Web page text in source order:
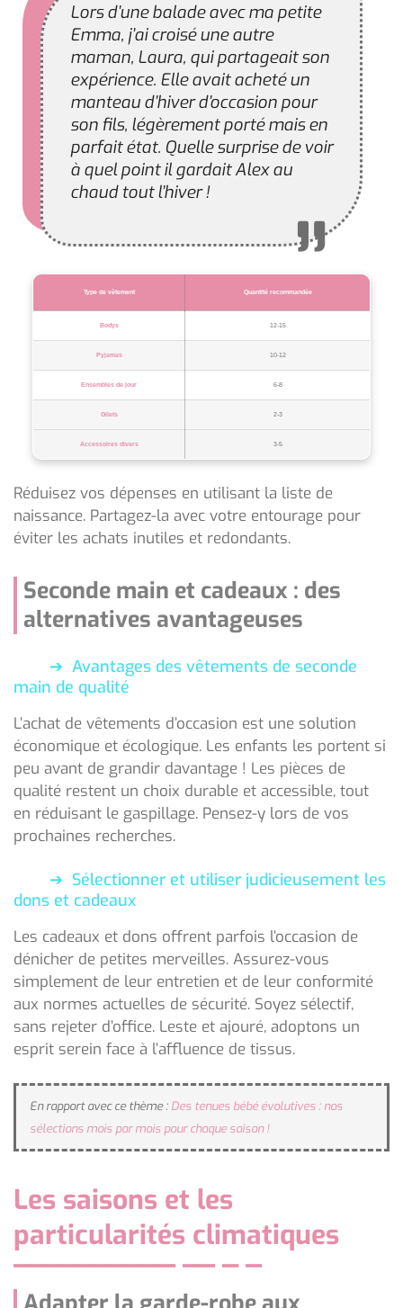
Lors d’une balade avec ma petite
Emma, j’ai croisé une autre
maman, Laura, qui partageait son
expérience. Elle avait acheté un
manteau d’hiver d’occasion pour
son fils, légèrement porté mais en
parfait état. Quelle surprise de voir
à quel point il gardait Alex au
chaud tout l’hiver !
Type de vêtement Quantité recommandée
Bodys 12-15
Pyjamas 10-12
Ensembles de jour 6-8
Gilets 2-3
Accessoires divers 3-5
Réduisez vos dépenses en utilisant la liste de
naissance. Partagez-la avec votre entourage pour
éviter les achats inutiles et redondants.
Seconde main et cadeaux : des
alternatives avantageuses
Avantages des vêtements de seconde
main de qualité
L’achat de vêtements d’occasion est une solution
économique et écologique. Les enfants les portent si
peu avant de grandir davantage ! Les pièces de
qualité restent un choix durable et accessible, tout
en réduisant le gaspillage. Pensez-y lors de vos
prochaines recherches.
Sélectionner et utiliser judicieusement les
dons et cadeaux
Les cadeaux et dons offrent parfois l’occasion de
dénicher de petites merveilles. Assurez-vous
simplement de leur entretien et de leur conformité
aux normes actuelles de sécurité. Soyez sélectif,
sans rejeter d’office. Leste et ajouré, adoptons un
esprit serein face à l’affluence de tissus.
En rapport avec ce thème : Des tenues bébé évolutives : nos
sélections mois par mois pour chaque saison !
Les saisons et les
particularités climatiques